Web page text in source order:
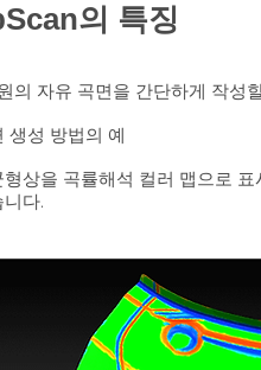
의 특징
의 자유 곡면을 간단하게 작성
생성 방법의 예
형상을 곡률해석 컬러 맵으로
니다.